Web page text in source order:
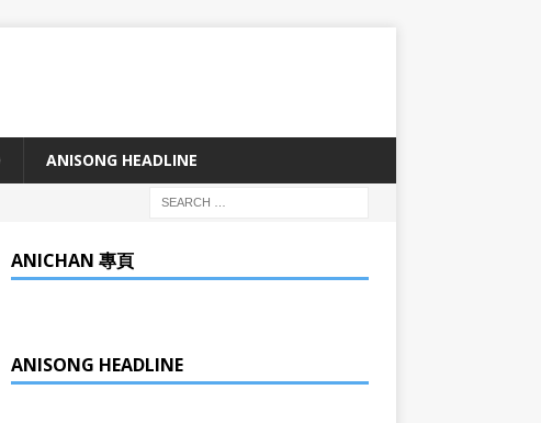
ANISONG HEADLINE
ANICHAN 專頁
ANISONG HEADLINE